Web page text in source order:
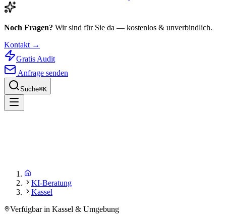
Noch Fragen? Wir sind für Sie da — kostenlos & unverbindlich.
Kontakt →
Gratis Audit
Anfrage senden
Suche⌘K
KI-Beratung
Kassel
Verfügbar in Kassel & Umgebung